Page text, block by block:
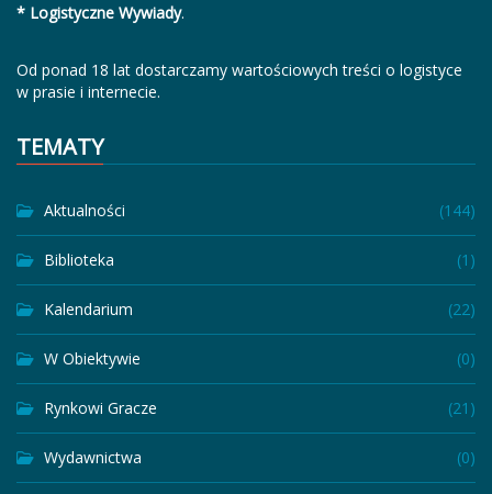
* Logistyczne Wywiady.
Od ponad 18 lat dostarczamy wartościowych treści o logistyce
w prasie i internecie.
TEMATY
Aktualności (144)
Biblioteka (1)
Kalendarium (22)
W Obiektywie (0)
Rynkowi Gracze (21)
Wydawnictwa (0)